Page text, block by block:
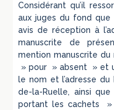
Considérant qu’il
aux juges du fond que
avis de réception à
manuscrite de
mention manuscrite
» pour » absent » et
le nom et l’adresse
de-la-Ruelle, ainsi
portant les cachets